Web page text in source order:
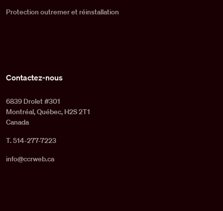
Protection outremer et réinstallation
Contactez-nous
6839 Drolet #301
Montréal, Québec, H2S 2T1
Canada
T. 514-277-7223
info@ccrweb.ca